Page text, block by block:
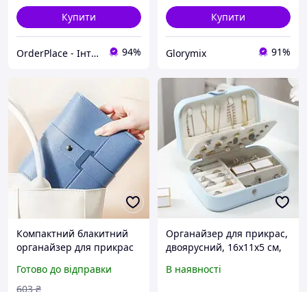
Купити
OrderPlace - Інтернет-магазин товарів для дому 94%
Купити
Glorymix 91%
Компактний блакитний
органайзер для прикрас
і брощів FLAME
Готово до відправки
603 ₴
Органайзер для прикрас,
двоярусний, 16х11х5 см,
В наявності